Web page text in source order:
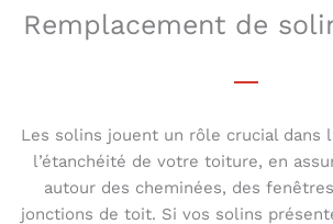
Remplacement de
Les solins jouent un rôle crucial dans
l’étanchéité de votre toiture, en
autour des cheminées, des
jonctions de toit. Si vos solins